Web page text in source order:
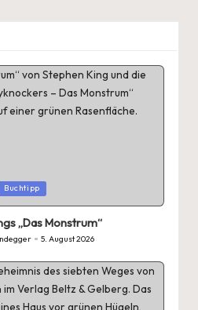
Buchtipp
„Das Monstrum“
5. August 2026